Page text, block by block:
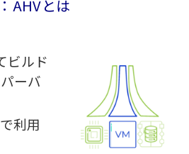
AHVとは
ビルド
ーバ
利用